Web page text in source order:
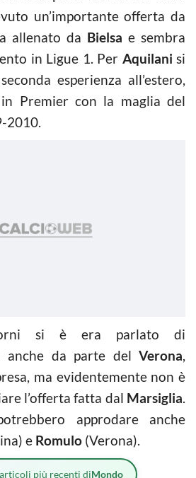
un’importante offerta da
allenato da Bielsa e sembra
in Ligue 1. Per Aquilani si
esperienza all’estero,
Premier con la maglia del
2010.
si è era parlato di
anche da parte del Verona,
ma evidentemente non è
l’offerta fatta dal Marsiglia.
approdare anche
e Romulo (Verona).
più recenti diMondo